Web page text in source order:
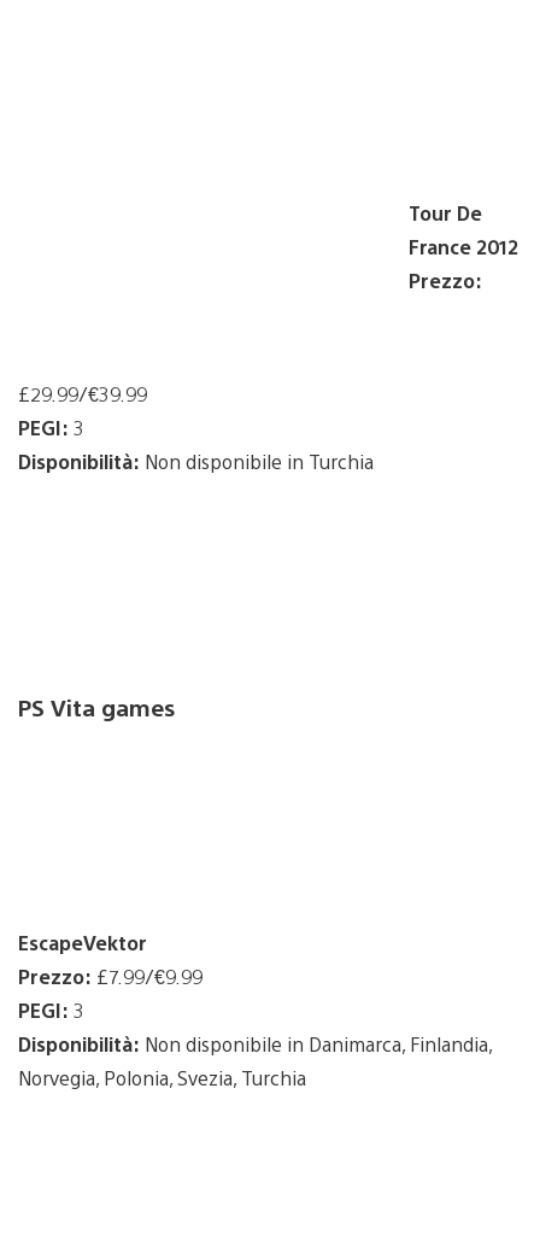
Tour De
France 2012
Prezzo:
£29.99/€39.99
PEGI: 3
Disponibilità: Non disponibile in Turchia
PS Vita games
EscapeVektor
Prezzo: £7.99/€9.99
PEGI: 3
Disponibilità: Non disponibile in Danimarca, Finlandia,
Norvegia, Polonia, Svezia, Turchia